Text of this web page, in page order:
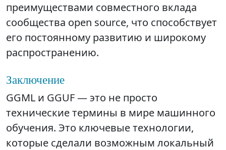
преимуществами совместного вклада
сообщества open source, что способствует
его постоянному развитию и широкому
распространению.
Заключение
GGML и GGUF — это не просто
технические термины в мире машинного
обучения. Это ключевые технологии,
которые сделали возможным локальный